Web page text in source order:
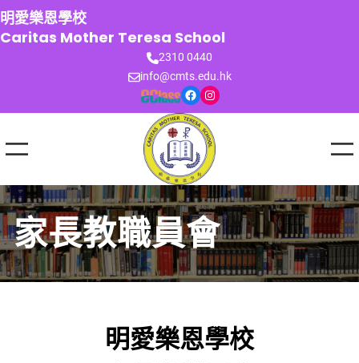
跳
至
主
明愛樂恩學校
Caritas Mother Teresa School
2310 0440
info@cmts.edu.hk
Facebook Instagram
家長教職員會
明愛樂恩學校